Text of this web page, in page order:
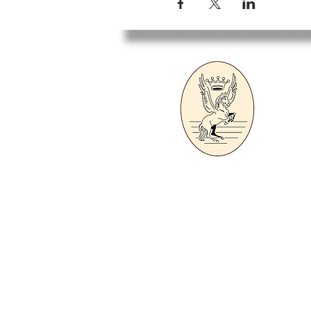
Licensed Teacher
of the Ecole de